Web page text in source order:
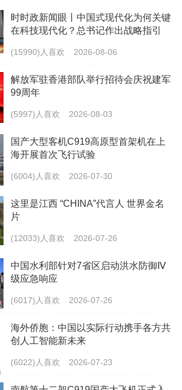
时时政新闻眼丨中国式现代化为何关键
在科技现代化？总书记作出战略指引
(15990)人喜欢 2026-08-06
解放军驻香港部队举行招待会庆祝建军
99周年
(5997)人喜欢 2026-08-03
国产大型客机C919高原型首架机在上
海开展首次飞行试验
(6004)人喜欢 2026-07-30
这里是江西 “CHINA”代言人 世界金名
片
(12033)人喜欢 2026-07-26
中国水利部针对7省区启动洪水防御Ⅳ
级应急响应
(6017)人喜欢 2026-07-26
海外侨胞：中国以实际行动携手各方共
创人工智能新未来
(6022)人喜欢 2026-07-23